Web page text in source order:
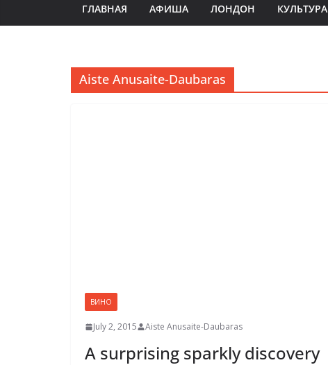
ГЛАВНАЯ АФИША ЛОНДОН КУЛЬТУРА
Aiste Anusaite-Daubaras
ВИНО
July 2, 2015 Aiste Anusaite-Daubaras
A surprising sparkly discovery